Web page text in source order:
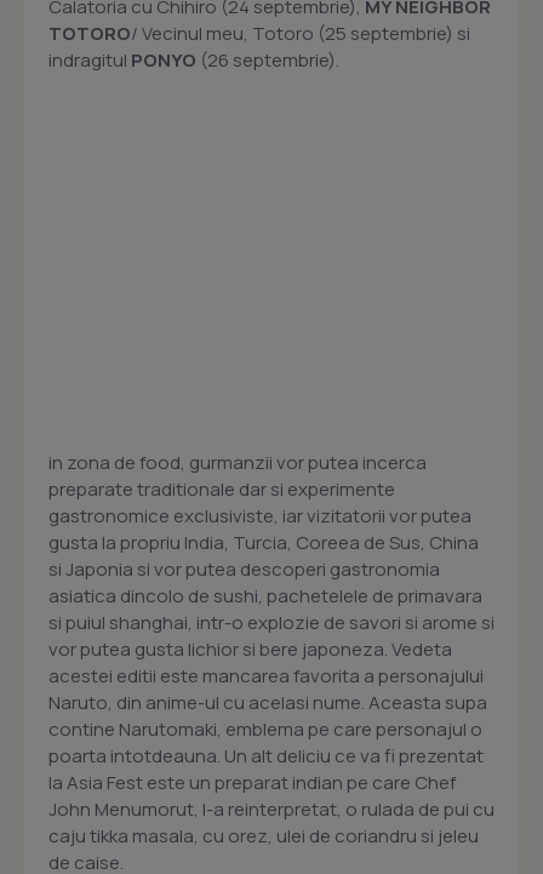
Calatoria cu Chihiro (24 septembrie), MY NEIGHBOR
TOTORO/ Vecinul meu, Totoro (25 septembrie) si
indragitul PONYO (26 septembrie).
in zona de food, gurmanzii vor putea incerca
preparate traditionale dar si experimente
gastronomice exclusiviste, iar vizitatorii vor putea
gusta la propriu India, Turcia, Coreea de Sus, China
si Japonia si vor putea descoperi gastronomia
asiatica dincolo de sushi, pachetelele de primavara
si puiul shanghai, intr-o explozie de savori si arome si
vor putea gusta lichior si bere japoneza. Vedeta
acestei editii este mancarea favorita a personajului
Naruto, din anime-ul cu acelasi nume. Aceasta supa
contine Narutomaki, emblema pe care personajul o
poarta intotdeauna. Un alt deliciu ce va fi prezentat
la Asia Fest este un preparat indian pe care Chef
John Menumorut, l-a reinterpretat, o rulada de pui cu
caju tikka masala, cu orez, ulei de coriandru si jeleu
de caise.